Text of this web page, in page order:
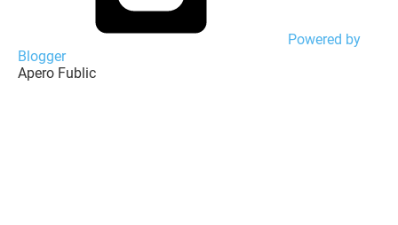
Powered by
Blogger
Apero Fublic